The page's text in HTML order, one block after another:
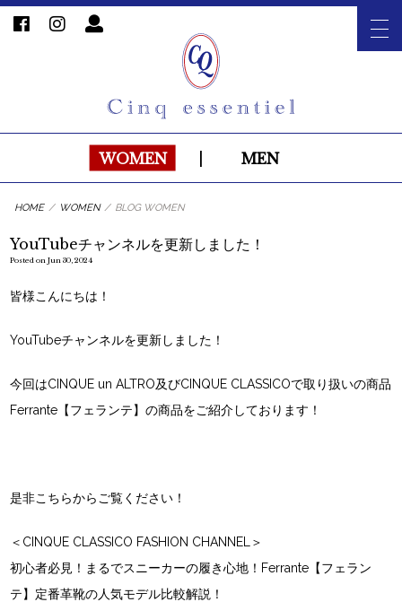
WOMEN MEN
HOME / WOMEN / BLOG WOMEN
YouTubeチャンネルを更新しました！
Posted on Jun 30, 2024
皆様こんにちは！
YouTubeチャンネルを更新しました！
今回はCINQUE un ALTRO及びCINQUE CLASSICOで取り扱いの商品
Ferrante【フェランテ】の商品をご紹介しております！
是非こちらからご覧ください！
＜CINQUE CLASSICO FASHION CHANNEL＞
初心者必見！まるでスニーカーの履き心地！Ferrante【フェラン
テ】定番革靴の人気モデル比較解説！